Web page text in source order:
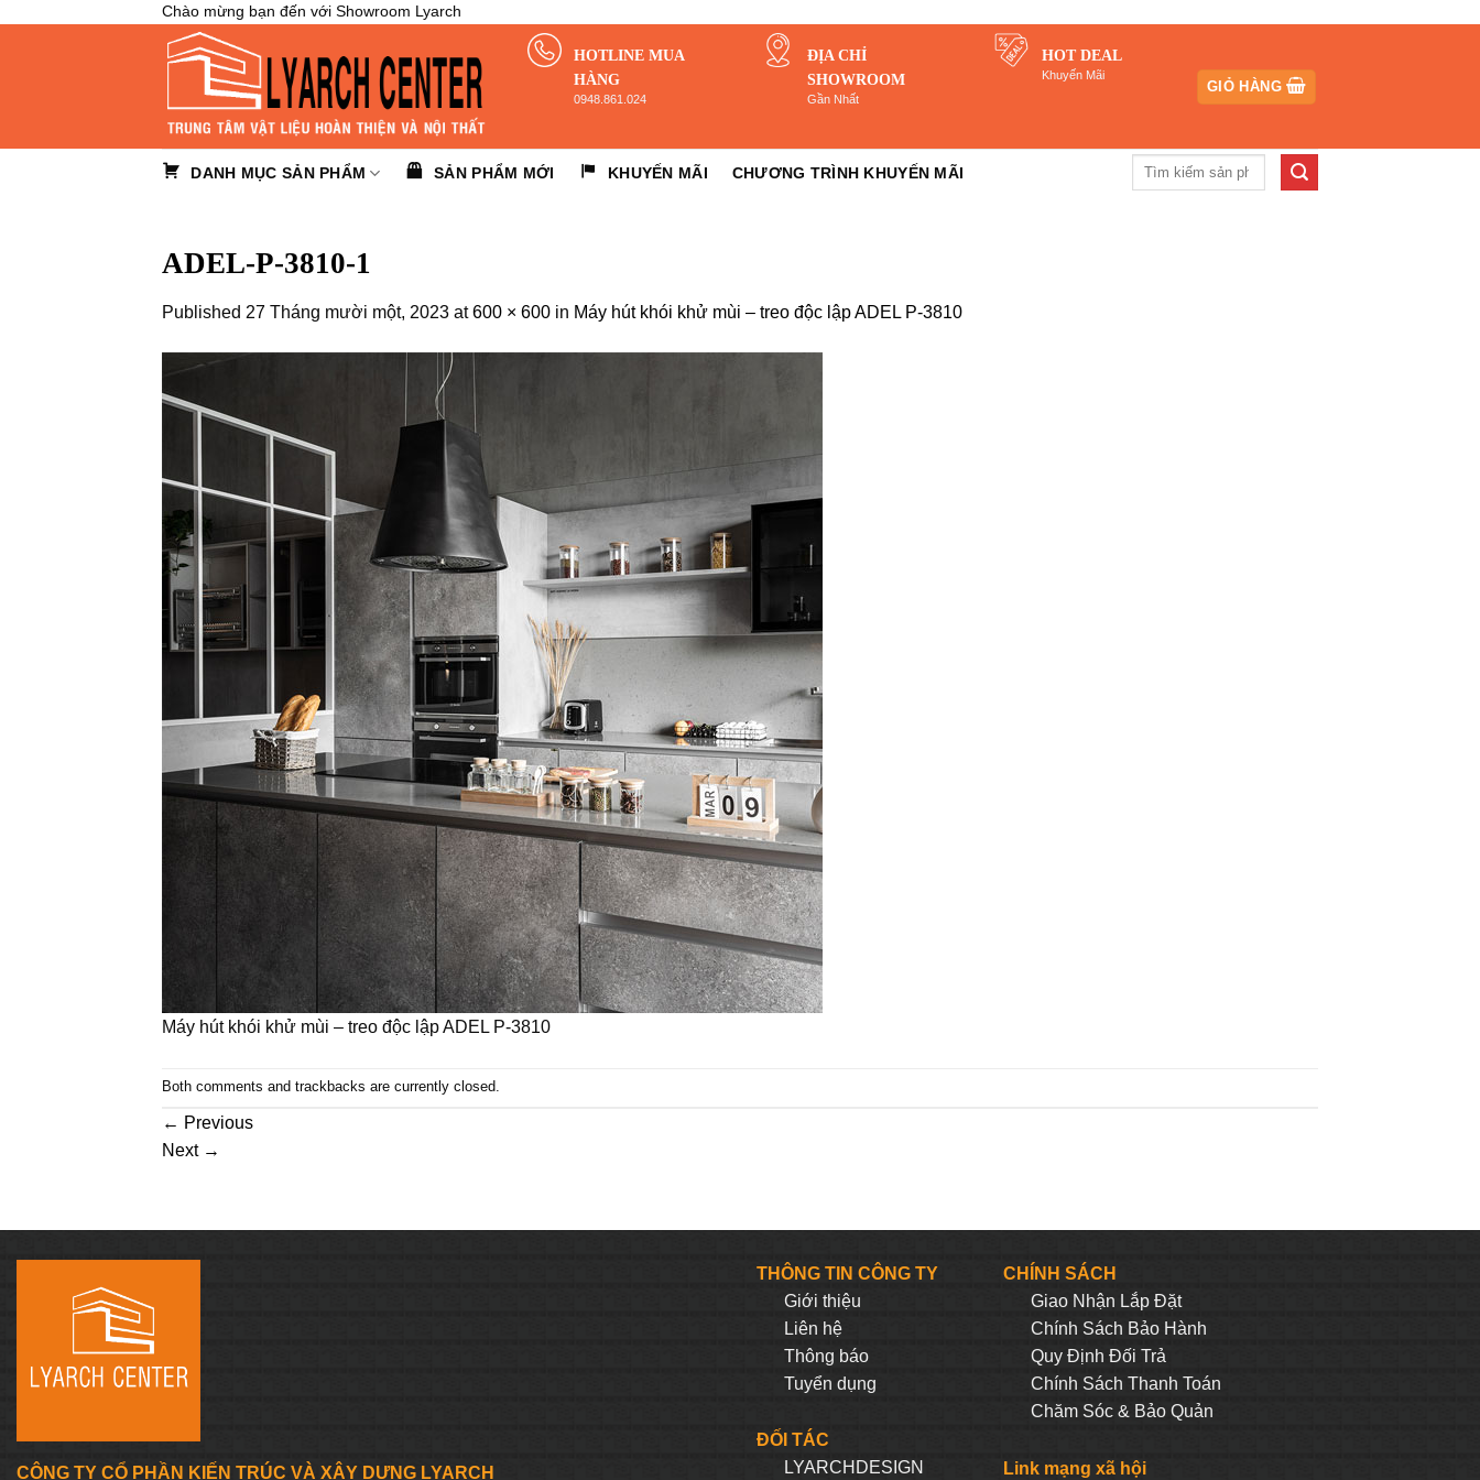
Chào mừng bạn đến với Showroom Lyarch
HOTLINE MUA
HÀNG
0948.861.024
ĐỊA CHỈ
SHOWROOM
Gần Nhất
HOT DEAL
Khuyến Mãi
GIỎ HÀNG
DANH MỤC SẢN PHẨM SẢN PHẨM MỚI KHUYẾN MÃI CHƯƠNG TRÌNH KHUYẾN MÃI
Tìm
ADEL-P-3810-1
Published 27 Tháng mười một, 2023 at600 × 600 in Máy hút khói khử mùi – treo độc lập ADEL P-3810
Máy hút khói khử mùi – treo độc lập ADEL P-3810
Both comments and trackbacks are currently closed.
← Previous
Next →
CÔNG TY CỔ PHẦN KIẾN TRÚC VÀ XÂY DỰNG LYARCH
THÔNG TIN CÔNG TY
Giới thiệu
Liên hệ
Thông báo
Tuyển dụng
ĐỐI TÁC
LYARCHDESIGN
CHÍNH SÁCH
Giao Nhận Lắp Đặt
Chính Sách Bảo Hành
Quy Định Đối Trả
Chính Sách Thanh Toán
Chăm Sóc & Bảo Quản
Link mạng xã hội